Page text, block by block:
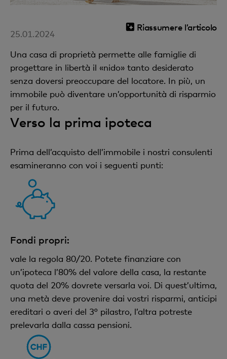
Riassumere l’articolo
25.01.2024
Una casa di proprietà permette alle famiglie di
progettare in libertà il «nido» tanto desiderato
senza doversi preoccupare del locatore. In più, un
immobile può diventare un’opportunità di risparmio
per il futuro.
Verso la prima ipoteca
Prima dell’acquisto dell’immobile i nostri consulenti
esamineranno con voi i seguenti punti:
Fondi propri:
vale la regola 80/20. Potete finanziare con
un’ipoteca l’80% del valore della casa, la restante
quota del 20% dovrete versarla voi. Di quest’ultima,
una metà deve provenire dai vostri risparmi, anticipi
ereditari o averi del 3° pilastro, l’altra potreste
prelevarla dalla cassa pensioni.